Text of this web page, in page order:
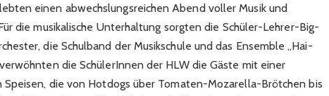
einen abwechslungsreichen Abend voller Musik und
die musikalische Unterhaltung sorgten die Schüler-Lehrer-Big-
die Schulband der Musikschule und das Ensemble „Hai-
die SchülerInnen der HLW die Gäste mit einer
die von Hotdogs über Tomaten-Mozarella-Brötchen bis